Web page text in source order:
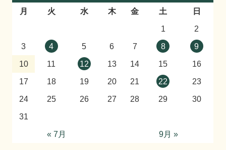
月 火 水 木 金 土
日
1
2
3
4 5 6 7 8
9
10
11 12 13 14 15
16
17
18 19 20 21 22
23
24
25 26 27 28 29
30
31
« 7月
9月 »